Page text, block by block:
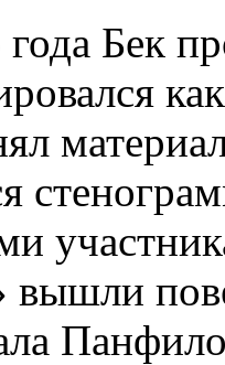
Бек